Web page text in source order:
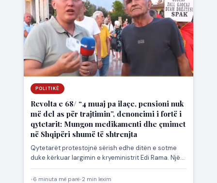
POLITIKË
Revolta e 68/ “4 muaj pa ilaçe, pensioni nuk
më del as për trajtimin”, denoncimi i fortë i
qytetarit: Mungon medikamenti dhe çmimet
në Shqipëri shumë të shtrenjta
Qytetarët protestojnë sërish edhe ditën e sotme
duke kërkuar largimin e kryeministrit Edi Rama. Një
qytetar ka ngritur…
•6 minuta më parë•2 min lexim